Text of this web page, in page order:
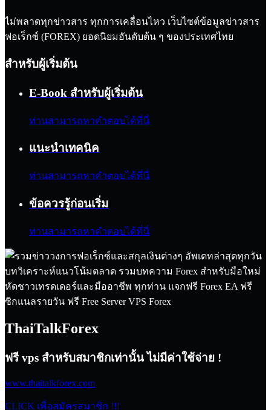
ไม่พลาดทุกข่าวสาร ทุกการเคลื่อนไหว เว็บไซต์ข้อมูลข่าวสาร
ฟอเร็กซ์ (FOREX) ยอดนิยมอันดับต้น ๆ ของประเทศไทย
สำหรับผู้เริ่มต้น
E-Book สำหรับผู้เริ่มต้น
ท่านสามารถหาคำตอบได้ที่นี่
แนะนำเทคนิค
ท่านสามารถหาคำตอบได้ที่นี่
ข้อควรรู้ก่อนเริ่ม
ท่านสามารถหาคำตอบได้ที่นี่
ThaiTalkForex
ฟรี vps สำหรับสมาชิกเท่านั้น ไม่มีค่าใช้จ่าย !
www.thaitalkforex.com
CLICK เพื่อสมัครสมาชิก !!!